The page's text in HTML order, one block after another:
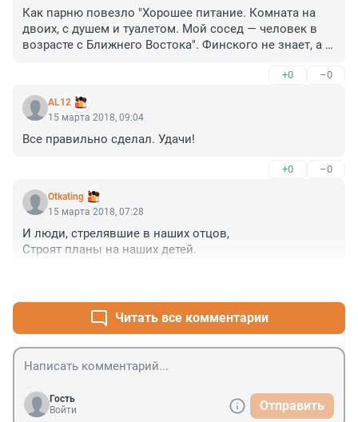
Как парню повезло "Хорошее питание. Комната на
двоих, с душем и туалетом. Мой сосед — человек в
возрасте с Ближнего Востока". Финского не знает, а
лестных слов от местных налогоплательщиков про
обеспечение хорошего питания, комнаты на двоих с
душем и туалетом для него и соседа с Ближнего
Востока.
Столько планов и энергии - языки, альпинизм! Для их
соседа с Ближнего Востока и стимулирует. Кто этим
раньше заняться мешал?
Ах да, все же ждут с распростертыми обьятиями!
Только так!
+0 –0
AL12
15 марта 2018, 09:04
Все правильно сделал. Удачи!
+0 –0
Otkating
15 марта 2018, 07:28
И люди, стрелявшие в наших отцов,
Строят планы на наших детей.
Читать все комментарии
Гость
Войти
Отправить